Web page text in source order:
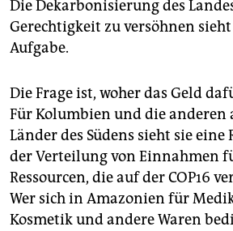
Die Dekarbonisierung des
Gerechtigkeit zu versöhnen
Aufgabe.
Die Frage ist, woher das Geld
Für Kolumbien und die anderen
Länder des Südens sieht sie eine
der Verteilung von Einnahmen
Ressourcen, die auf der COP16
Wer sich in Amazonien für
Kosmetik und andere Waren